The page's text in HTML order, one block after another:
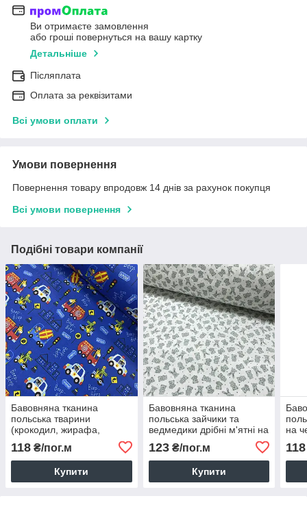
Ви отримаєте замовлення
або гроші повернуться на вашу картку
Детальніше
Післяплата
Оплата за реквізитами
Всі умови оплати
Умови повернення
Повернення товару впродовж 14 днів за рахунок покупця
Всі умови повернення
Подібні товари компанії
Бавовняна тканина
польська тварини
(крокодил, жирафа,
машинках на синьому
(0545)
118 ₴/пог.м
Купити
Бавовняна тканина
польська зайчики та
ведмедики дрібні м'ятні на
123₴/пог.м
Купити
на
118